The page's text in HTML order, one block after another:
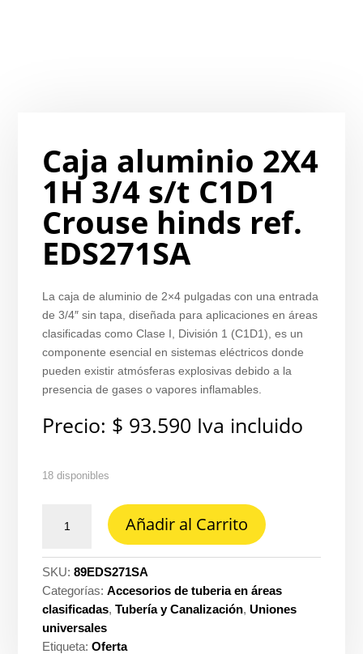
Caja aluminio 2X4
1H 3/4 s/t C1D1
Crouse hinds ref.
EDS271SA
La caja de aluminio de 2×4 pulgadas con una entrada
de 3/4″ sin tapa, diseñada para aplicaciones en áreas
clasificadas como Clase I, División 1 (C1D1), es un
componente esencial en sistemas eléctricos donde
pueden existir atmósferas explosivas debido a la
presencia de gases o vapores inflamables.
Precio: $ 93.590 Iva incluido
18 disponibles
aluminio
1H
3/4
s/t
C1D1
Crouse
Añadir al Carrito
SKU:89EDS271SA
Categorías:Accesorios de tuberia en áreas
clasificadas,Tubería y Canalización,Uniones
universales
Etiqueta:Oferta